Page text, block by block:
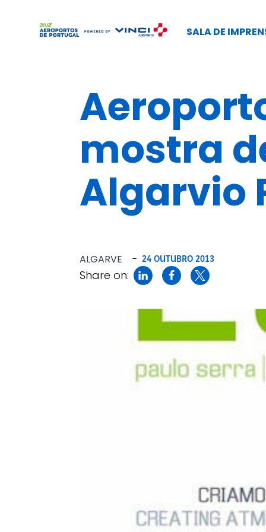
SALA DE
mostra
Algarvio
ALGARVE - 24 OUTUBRO 2013
Share on: